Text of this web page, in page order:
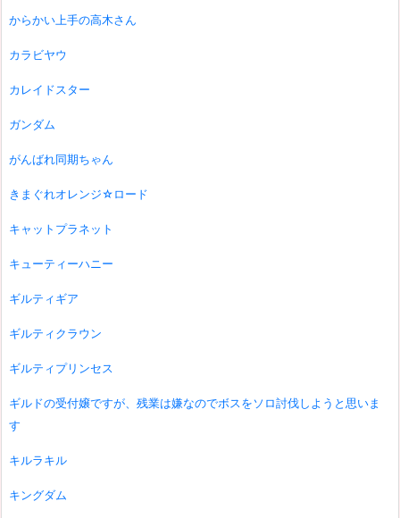
からかい上手の高木さん
カラビヤウ
カレイドスター
ガンダム
がんばれ同期ちゃん
きまぐれオレンジ☆ロード
キャットプラネット
キューティーハニー
ギルティギア
ギルティクラウン
ギルティプリンセス
ギルドの受付嬢ですが、残業は嫌なのでボスをソロ討伐しようと思いま
す
キルラキル
キングダム